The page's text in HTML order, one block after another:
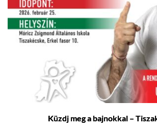
Küzdj meg a bajnokkal –